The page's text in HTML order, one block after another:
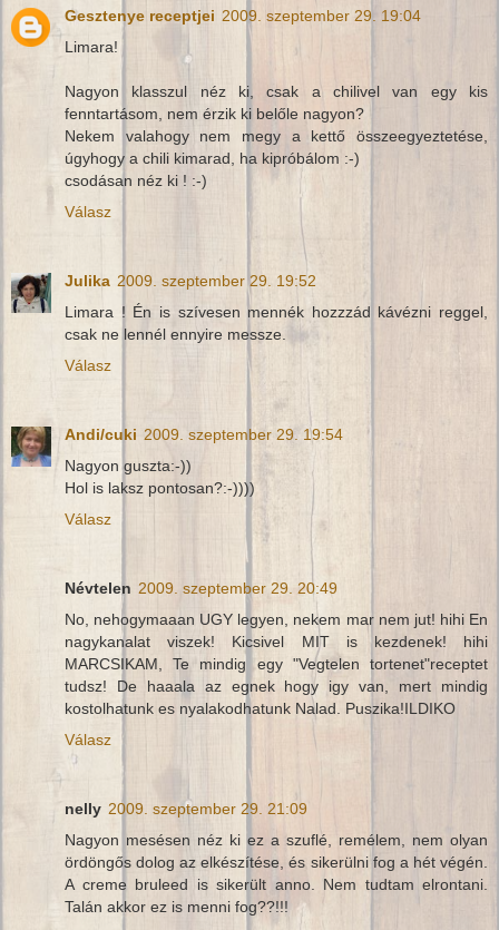
Gesztenye receptjei 2009. szeptember 29. 19:04
Limara!
Nagyon klasszul néz ki, csak a chilivel van egy kis
fenntartásom, nem érzik ki belőle nagyon?
Nekem valahogy nem megy a kettő összeegyeztetése,
úgyhogy a chili kimarad, ha kipróbálom :-)
csodásan néz ki ! :-)
Válasz
Julika 2009. szeptember 29. 19:52
Limara ! Én is szívesen mennék hozzzád kávézni reggel,
csak ne lennél ennyire messze.
Válasz
Andi/cuki 2009. szeptember 29. 19:54
Nagyon guszta:-))
Hol is laksz pontosan?:-))))
Válasz
Névtelen 2009. szeptember 29. 20:49
No, nehogymaaan UGY legyen, nekem mar nem jut! hihi En
nagykanalat viszek! Kicsivel MIT is kezdenek! hihi
MARCSIKAM, Te mindig egy "Vegtelen tortenet"receptet
tudsz! De haaala az egnek hogy igy van, mert mindig
kostolhatunk es nyalakodhatunk Nalad. Puszika!ILDIKO
Válasz
nelly 2009. szeptember 29. 21:09
Nagyon mesésen néz ki ez a szuflé, remélem, nem olyan
ördöngős dolog az elkészítése, és sikerülni fog a hét végén.
A creme bruleed is sikerült anno. Nem tudtam elrontani.
Talán akkor ez is menni fog??!!!